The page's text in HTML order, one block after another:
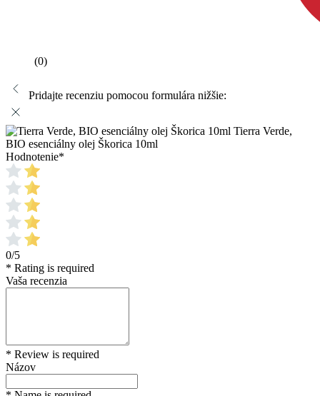
(0)
Pridajte recenziu pomocou formulára nižšie:
Tierra Verde,
BIO esenciálny olej Škorica 10ml
Hodnotenie*
0/5
* Rating is required
Vaša recenzia
* Review is required
Názov